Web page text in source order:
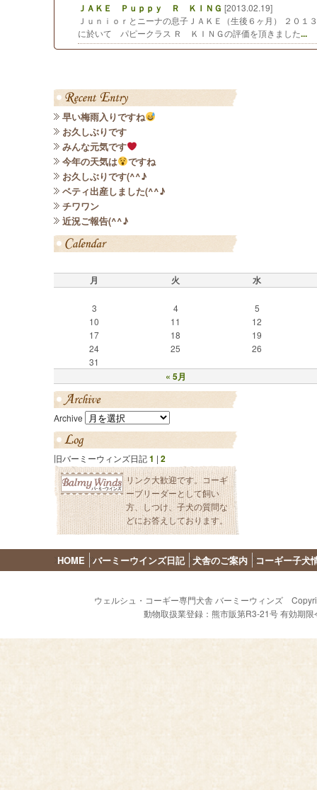
ＪＡＫＥ Ｐｕｐｐｙ Ｒ ＫＩＮＧ [2013.02.19]
Ｊｕｎｉｏｒとニーナの息子ＪＡＫＥ（生後６ヶ月） ２０
に於いて パピークラス Ｒ ＫＩＮＧの評価を頂きました...
早い梅雨入りですね
お久しぶりです
みんな元気です
今年の天気は
ですね
お久しぶりです(^^♪
ベティ出産しました(^^♪
チワワン
近況ご報告(^^♪
月 火 水
« 5月
3 4
5
10
11
12
17
18
19
24
25
26
31
Archive
旧バーミーウィンズ日記1 | 2
リンク大歓迎です。コーギ
ーブリーダーとして飼い
方、しつけ、子犬の質問な
どにお答えしております。
HOME バーミーウインズ日記 犬舎のご案内 コーギー子犬
ウェルシュ・コーギー専門犬舎 バーミーウィンズ
動物取扱業登録：熊市販第R3-21号 有効期